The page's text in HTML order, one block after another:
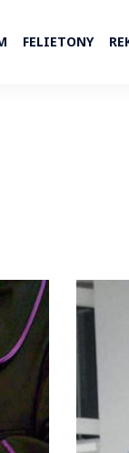
FELIETONY